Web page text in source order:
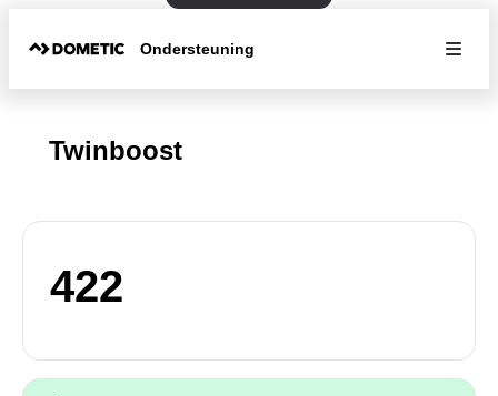
Ondersteuning
Twinboost
422